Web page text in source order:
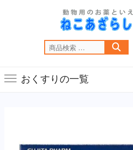
索
おくすりの一覧